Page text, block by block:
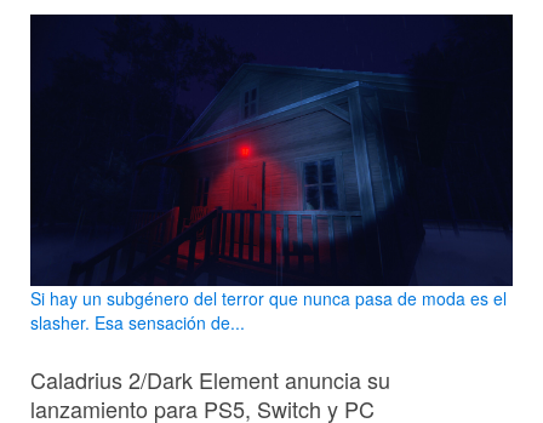
Si hay un subgénero del terror que nunca pasa de moda es el
slasher. Esa sensación de...
Caladrius 2/Dark Element anuncia su
lanzamiento para PS5, Switch y PC